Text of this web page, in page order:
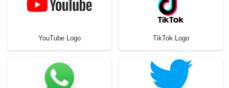
YouTube Logo TikTok Logo